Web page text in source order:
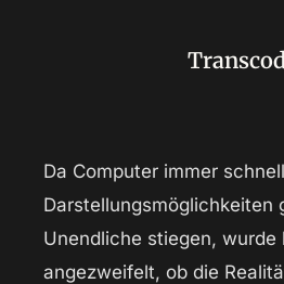
Da Computer immer
Darstellungsmöglichkeiten
Unendliche stiegen, wurde
angezweifelt, ob die